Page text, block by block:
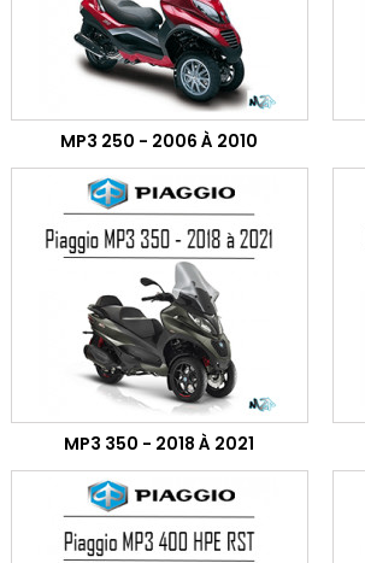
MP3 250 - 2006 À 2010
MP3 350 - 2018 À 2021